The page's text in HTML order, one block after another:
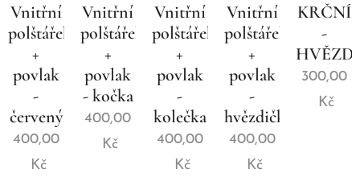
Vnitřní
polštářek
+
povlak
-
červený
400,00
Kč
Vnitřní
polštářek
+
povlak
- kočka
400,00
Kč
Vnitřní
polštářek
+
povlak
-
kolečka
400,00
Kč
Vnitřní
polštářek
+
povlak
-
hvězdičky
400,00
Kč
KRČNÍ
-
300,00
Kč